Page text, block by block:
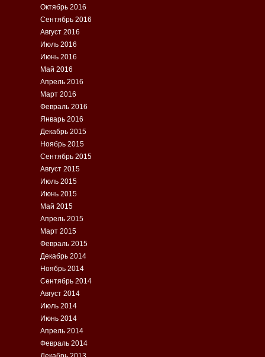
Октябрь 2016
Сентябрь 2016
Август 2016
Июль 2016
Июнь 2016
Май 2016
Апрель 2016
Март 2016
Февраль 2016
Январь 2016
Декабрь 2015
Ноябрь 2015
Сентябрь 2015
Август 2015
Июль 2015
Июнь 2015
Май 2015
Апрель 2015
Март 2015
Февраль 2015
Декабрь 2014
Ноябрь 2014
Сентябрь 2014
Август 2014
Июль 2014
Июнь 2014
Апрель 2014
Февраль 2014